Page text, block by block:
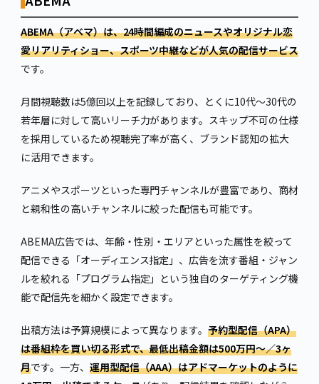
ABEMA（アベマ）は、24時間編成のニュースやオリジナル恋
愛リアリティショー、スポーツ中継などが人気の配信サービス
です。
月間視聴数は5億回以上を記録しており、とくに10代〜30代の
若年層に対して高いリーチ力があります。スキップ不可の仕様
を採用しているため視聴完了率が高く、ブランド認知の拡大
に活用できます。
アニメやスポーツといった専門チャンネルが豊富であり、商材
と親和性の高いチャンネルに絞った配信も可能です。
ABEMA広告では、年齢・性別・エリアといった属性を絞って
配信できる「オーディエンス指定」、広告を流す番組・ジャン
ルを絞れる「プログラム指定」という独自のターゲティング機
能で配信先を細かく設定できます。
出稿方法は予算規模によって異なります。予約型配信（APA）
は番組枠を買い切る形式で、最低出稿金額は500万円〜／3ヶ
月です。一方、 運用型配信（AAA）はアドマーケットのように